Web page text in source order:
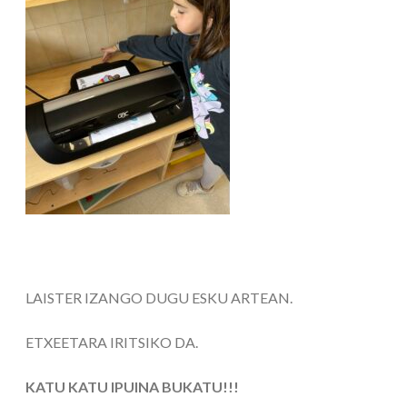
LAISTER IZANGO DUGU ESKU ARTEAN.
ETXEETARA IRITSIKO DA.
KATU KATU IPUINA BUKATU!!!